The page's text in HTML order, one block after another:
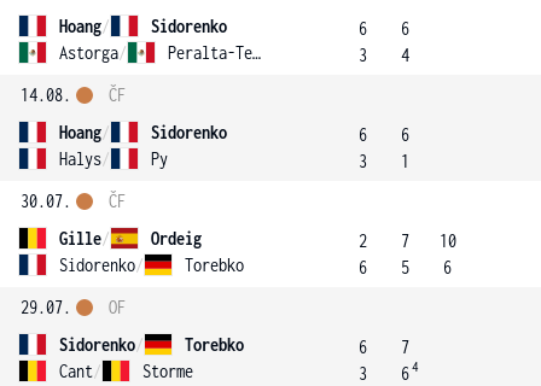
Hoang/
Sidorenko
Astorga/ Peralta-Tello
6
3
6
4
14.08.
Hoang/
Sidorenko
Halys/ Py
ČF
6
3
6
1
30.07.
Gille/
Ordeig
Sidorenko/ Torebko
ČF
2
6
7
5
10
6
29.07.
Sidorenko/
Torebko
Cant/ Storme
OF
6
3
7
64